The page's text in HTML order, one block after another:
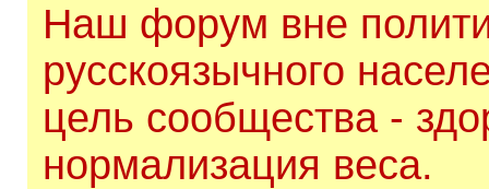
Наш форум вне
русскоязычного
цель сообщества -
нормализация веса.